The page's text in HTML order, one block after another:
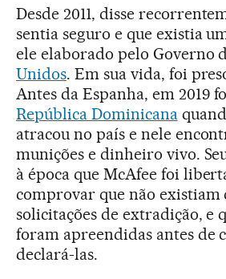
Desde 2011, disse
sentia seguro e que existia
ele elaborado pelo Governo
Unidos. Em sua vida, foi
Antes da Espanha, em 2019
República Dominicana
atracou no país e nele
munições e dinheiro vivo.
à época que McAfee foi
comprovar que não existiam
solicitações de extradição, e
foram apreendidas antes de
declará-las.